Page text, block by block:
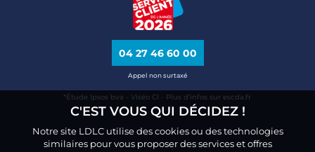
04 27 46 60 00
Appel non surtaxé
*Étude Ipsos bva - Viséo CI - Plus d’infos sur escda.fr
C'EST VOUS QUI DÉCIDEZ !
Notre site LDLC utilise des cookies ou des technologies
similaires pour vous proposer des services et offres